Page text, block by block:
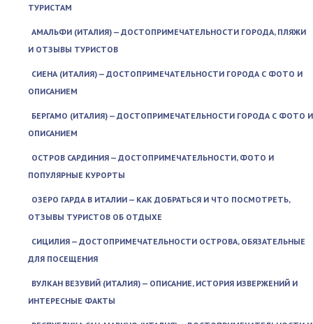
ТУРИСТАМ
АМАЛЬФИ (ИТАЛИЯ) — ДОСТОПРИМЕЧАТЕЛЬНОСТИ ГОРОДА, ПЛЯЖИ
И ОТЗЫВЫ ТУРИСТОВ
СИЕНА (ИТАЛИЯ) — ДОСТОПРИМЕЧАТЕЛЬНОСТИ ГОРОДА С ФОТО И
ОПИСАНИЕМ
БЕРГАМО (ИТАЛИЯ) — ДОСТОПРИМЕЧАТЕЛЬНОСТИ ГОРОДА С ФОТО И
ОПИСАНИЕМ
ОСТРОВ САРДИНИЯ — ДОСТОПРИМЕЧАТЕЛЬНОСТИ, ФОТО И
ПОПУЛЯРНЫЕ КУРОРТЫ
ОЗЕРО ГАРДА В ИТАЛИИ — КАК ДОБРАТЬСЯ И ЧТО ПОСМОТРЕТЬ,
ОТЗЫВЫ ТУРИСТОВ ОБ ОТДЫХЕ
СИЦИЛИЯ — ДОСТОПРИМЕЧАТЕЛЬНОСТИ ОСТРОВА, ОБЯЗАТЕЛЬНЫЕ
ДЛЯ ПОСЕЩЕНИЯ
ВУЛКАН ВЕЗУВИЙ (ИТАЛИЯ) — ОПИСАНИЕ, ИСТОРИЯ ИЗВЕРЖЕНИЙ И
ИНТЕРЕСНЫЕ ФАКТЫ